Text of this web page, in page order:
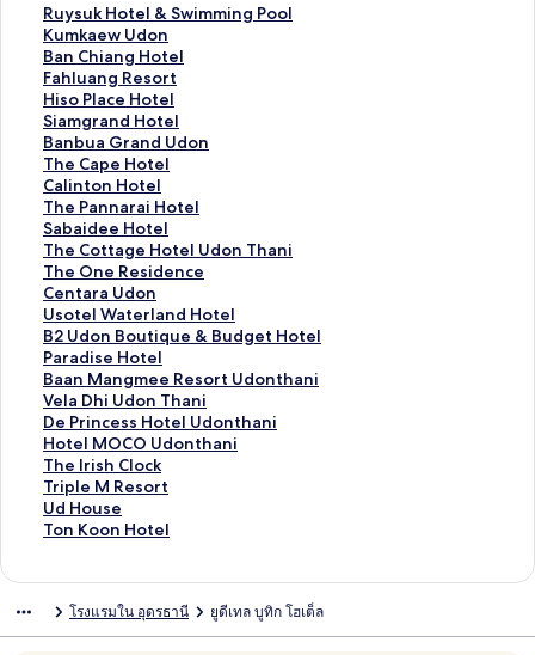
Ruysuk Hotel & Swimming Pool
ลิ
ง
ก์
ม
า
ต
ร
ฐ
า
น
สำ
ห
รั
บ
R
u
y
s
u
k
H
o
t
e
l
m
Kumkaew Udon
ลิ
ง
ก์
ม
า
ต
ร
ฐ
า
น
สำ
ห
รั
บ
K
u
m
k
a
e
w
U
d
o
Ban Chiang Hotel
ลิ
ง
ก์
ม
า
ต
ร
ฐ
า
น
สำ
ห
รั
บ
B
a
n
C
h
i
a
n
g
l
Fahluang Resort
ลิ
ง
ก์
ม
า
ต
ร
ฐ
า
น
สำ
ห
รั
บ
F
a
h
l
u
a
n
g
r
Hiso Place Hotel
ลิ
ง
ก์
ม
า
ต
ร
ฐ
า
น
สำ
ห
รั
บ
H
i
s
o
P
l
a
t
Siamgrand Hotel
ลิ
ง
ก์
ม
า
ต
ร
ฐ
า
น
สำ
ห
รั
บ
S
i
a
m
g
r
o
Banbua Grand Udon
ลิ
ง
ก์
ม
า
ต
ร
ฐ
า
น
สำ
ห
รั
บ
B
a
n
b
u
n
The Cape Hotel
ลิ
ง
ก์
ม
า
ต
ร
ฐ
า
น
สำ
ห
รั
บ
T
h
e
C
o
Calinton Hotel
ลิ
ง
ก์
ม
า
ต
ร
ฐ
า
น
สำ
ห
รั
บ
C
a
l
n
The Pannarai Hotel
ลิ
ง
ก์
ม
า
ต
ร
ฐ
า
น
สำ
ห
รั
บ
T
h
n
Sabaidee Hotel
ลิ
ง
ก์
ม
า
ต
ร
ฐ
า
น
สำ
ห
รั
บ
S
d
The Cottage Hotel Udon Thani
ลิ
ง
ก์
ม
า
ต
ร
ฐ
า
น
สำ
ห
รั
บ
o
The One Residence
ลิ
ง
ก์
ม
า
ต
ร
ฐ
า
น
สำ
ห
รั
O
Centara Udon
ลิ
ง
ก์
ม
า
ต
ร
ฐ
า
น
สำ
ห
n
Usotel Waterland Hotel
ลิ
ง
ก์
ม
า
ต
ร
ฐ
า
น
สำ
s
B2 Udon Boutique & Budget Hotel
ลิ
ง
ก์
ม
า
ต
ร
ฐ
า
น
B
Paradise Hotel
ลิ
ง
ก์
ม
า
ต
ร
ฐ
า
บ
Baan Mangmee Resort Udonthani
ลิ
ง
ก์
ม
า
ต
ร
ฐ
รั
Vela Dhi Udon Thani
ลิ
ง
ก์
ม
า
ต
ร
สำ
ห
De Princess Hotel Udonthani
ลิ
ง
ก์
ม
า
ต
สำ
Hotel MOCO Udonthani
ลิ
ง
ก์
ม
า
น
The Irish Clock
ลิ
ง
ก์
ม
า
Triple M Resort
ลิ
ง
ก์
ฐ
Ud House
ลิ
ง
ร
Ton Koon Hotel
ลิ
ต
โรงแรมใน อุดรธานี ยูดีเทล บูทิก โฮเต็ล